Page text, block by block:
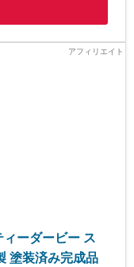
ーダービー ス
塗装済み完成品